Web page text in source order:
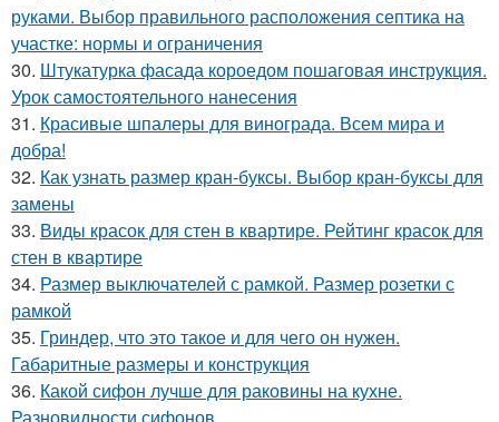
руками. Выбор правильного расположения септика на
участке: нормы и ограничения
30. Штукатурка фасада короедом пошаговая инструкция.
Урок самостоятельного нанесения
31. Красивые шпалеры для винограда. Всем мира и
добра!
32. Как узнать размер кран-буксы. Выбор кран-буксы для
замены
33. Виды красок для стен в квартире. Рейтинг красок для
стен в квартире
34. Размер выключателей с рамкой. Размер розетки с
рамкой
35. Гриндер, что это такое и для чего он нужен.
Габаритные размеры и конструкция
36. Какой сифон лучше для раковины на кухне.